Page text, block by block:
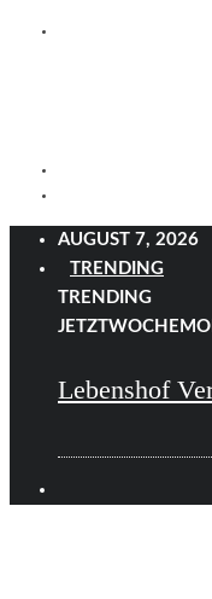
AUGUST 7, 2026
TRENDING
TRENDING
JETZTWOCHE
Lebenshof